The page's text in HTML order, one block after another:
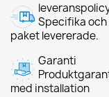
Specifika och
paket levererade.
Garanti
med installation